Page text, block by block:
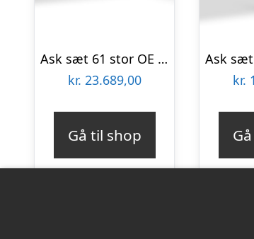
Ask sæt 61 stor OE sofa, m. højre chaiselong – sort semianilin læder og børstet aluminium
kr. 23.689,00
Gå til shop
kr.